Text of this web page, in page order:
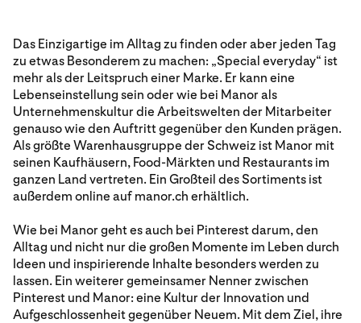
Das Einzigartige im Alltag zu finden oder aber jeden Tag
zu etwas Besonderem zu machen: „Special everyday“ ist
mehr als der Leitspruch einer Marke. Er kann eine
Lebenseinstellung sein oder wie bei Manor als
Unternehmenskultur die Arbeitswelten der Mitarbeiter
genauso wie den Auftritt gegenüber den Kunden prägen.
Als größte Warenhausgruppe der Schweiz ist Manor mit
seinen Kaufhäusern, Food-Märkten und Restaurants im
ganzen Land vertreten. Ein Großteil des Sortiments ist
außerdem online auf manor.ch erhältlich.
Wie bei Manor geht es auch bei Pinterest darum, den
Alltag und nicht nur die großen Momente im Leben durch
Ideen und inspirierende Inhalte besonders werden zu
lassen. Ein weiterer gemeinsamer Nenner zwischen
Pinterest und Manor: eine Kultur der Innovation und
Aufgeschlossenheit gegenüber Neuem. Mit dem Ziel, ihre